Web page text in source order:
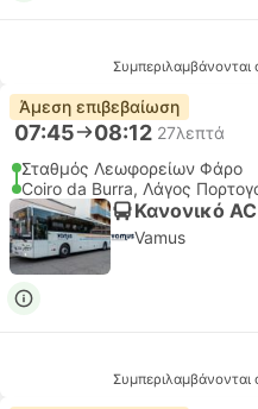
Συμπεριλαμβάνονται
Άμεση επιβεβαίωση
07:45 08:12 27λεπτά
Σταθμός Λεωφορείων Φάρο
Coiro da Burra, Λάγος
Κανονικό
Vamus
Συμπεριλαμβάνονται